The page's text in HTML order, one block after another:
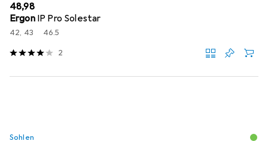
EUR
48,98
Ergon IP Pro Solestar
42, 43 46.5
2
Sohlen